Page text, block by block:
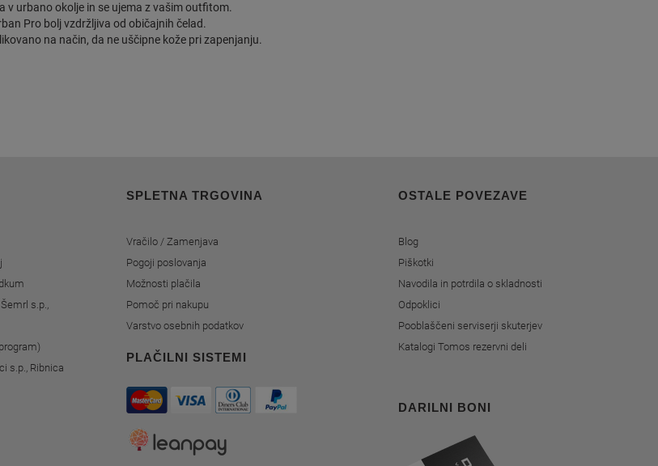
v urbano okolje in se ujema z vašim outfitom.
Pro bolj vzdržljiva od običajnih čelad.
na način, da ne uščipne kože pri zapenjanju.
s.p.,
s.p., Ribnica
SPLETNA TRGOVINA
Vračilo / Zamenjava
Pogoji poslovanja
Možnosti plačila
Pomoč pri nakupu
Varstvo osebnih podatkov
PLAČILNI SISTEMI
OSTALE POVEZAVE
Blog
Piškotki
Navodila in potrdila o skladnosti
Odpoklici
Pooblaščeni serviserji skuterjev
Katalogi Tomos rezervni deli
DARILNI BONI